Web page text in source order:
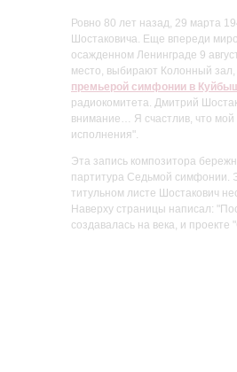
Ровно 80 лет назад, 29 марта
Шостаковича. Еще впереди
осажденном Ленинграде 9
место, выбирают Колонный
премьерой симфонии в
радиокомитета. Дмитрий
внимание… Я счастлив, что
исполнения".
Эта запись композитора
партитура Седьмой симфонии.
титульном листе Шостакович
Наверху страницы написал:
создавалась на века, и